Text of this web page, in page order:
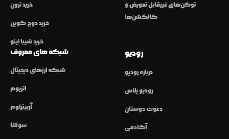
خرید ترون
خرید دوج کوین
خرید شیبا اینو
توکن‌های غیرقابل تعویض و
کالکشن‌ها
شبکه های معروف
شبکه ارزهای دیجیتال
اتریوم
آربیتراوم
سولانا
رودیو
درباره رودیو
رودیو پلاس
دعوت دوستان
آکادمی